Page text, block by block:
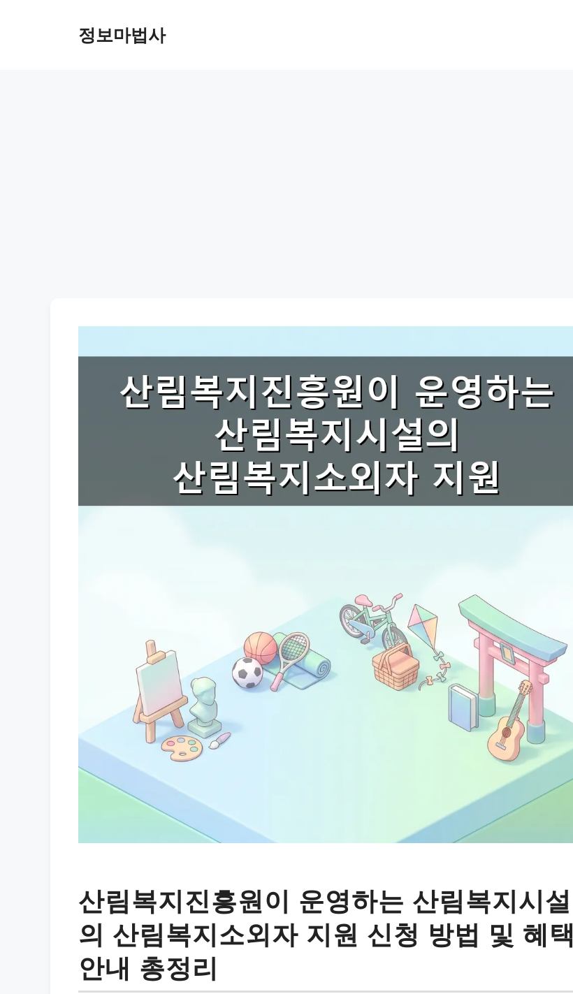
정보마법사
산림복지진흥원이 운영하는 산림복지시설
의 산림복지소외자 지원 신청 방법 및 혜택
안내 총정리